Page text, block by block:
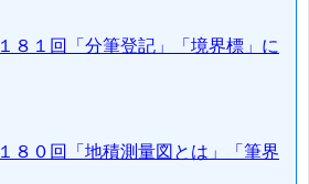
８１回「分筆登記」「境界標」に
８０回「地積測量図とは」「筆界